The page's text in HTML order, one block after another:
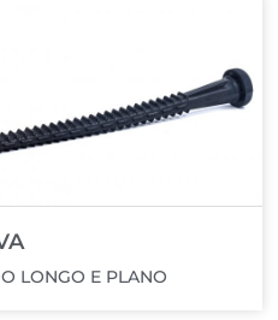
LONGO E PLANO